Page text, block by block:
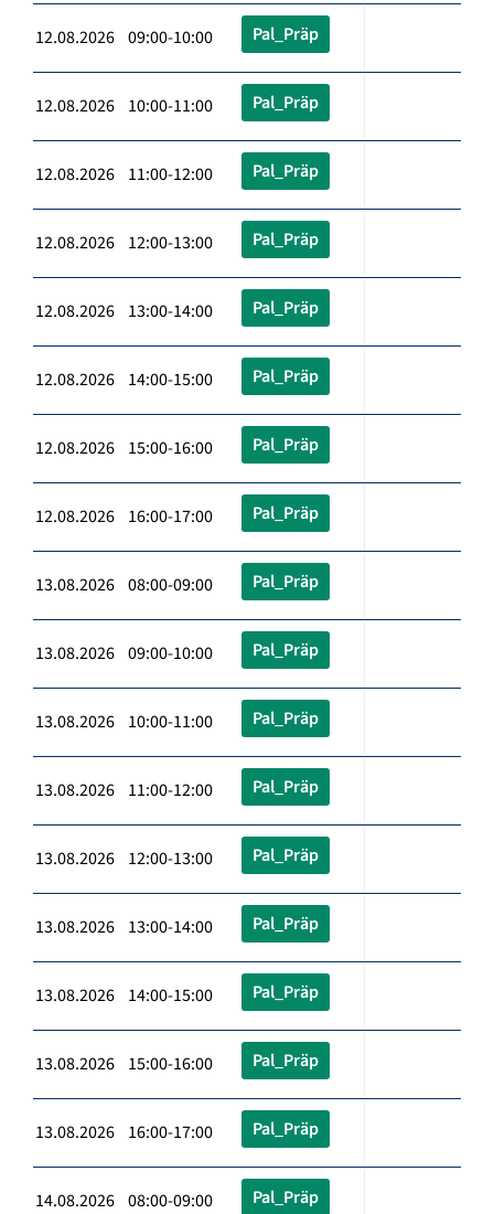
12.08.2026 09:00-10:00 Pal_Präp
12.08.2026 10:00-11:00 Pal_Präp
12.08.2026 11:00-12:00 Pal_Präp
12.08.2026 12:00-13:00 Pal_Präp
12.08.2026 13:00-14:00 Pal_Präp
12.08.2026 14:00-15:00 Pal_Präp
12.08.2026 15:00-16:00 Pal_Präp
12.08.2026 16:00-17:00 Pal_Präp
13.08.2026 08:00-09:00 Pal_Präp
13.08.2026 09:00-10:00 Pal_Präp
13.08.2026 10:00-11:00 Pal_Präp
13.08.2026 11:00-12:00 Pal_Präp
13.08.2026 12:00-13:00 Pal_Präp
13.08.2026 13:00-14:00 Pal_Präp
13.08.2026 14:00-15:00 Pal_Präp
13.08.2026 15:00-16:00 Pal_Präp
13.08.2026 16:00-17:00 Pal_Präp
14.08.2026 08:00-09:00 Pal_Präp